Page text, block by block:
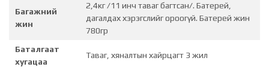
Багажний
жин
2,4кг /11 инч таваг багтсан/. Батерей,
дагалдах хэрэгслийг ороогүй. Батерей жин
780гр
Баталгаат
хугацаа
Таваг, хяналтын хайрцагт 3 жил